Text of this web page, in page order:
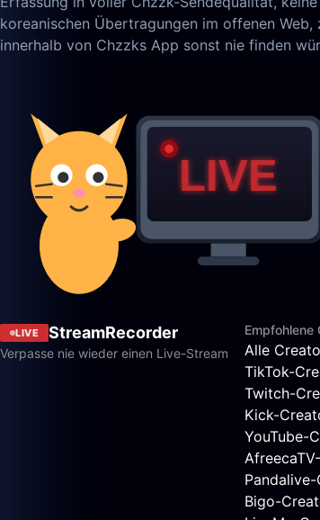
koreanischen Übertragungen im offenen
innerhalb von Chzzks App sonst nie finden
LIVE StreamRecorder
Verpasse nie wieder einen Live-Stream
Empfohlene
Alle
TikTok-
Twitch-
Kick-
YouTube-
Bigo-